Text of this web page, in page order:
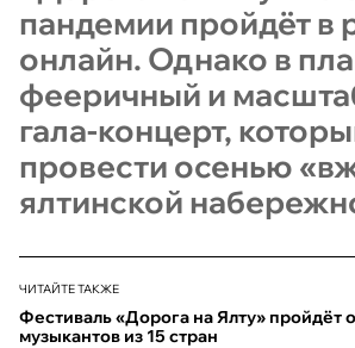
пандемии пройдёт в
онлайн. Однако в
фееричный и
гала-концерт,
провести осенью
ялтинской
ЧИТАЙТЕ ТАКЖЕ
Фестиваль «Дорога на Ялту» пройдёт
музыкантов из 15 стран